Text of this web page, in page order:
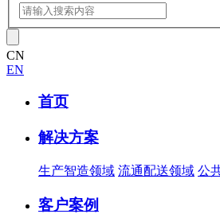
CN
EN
首页
解决方案
生产智造领域 流通配送领域 公
客户案例